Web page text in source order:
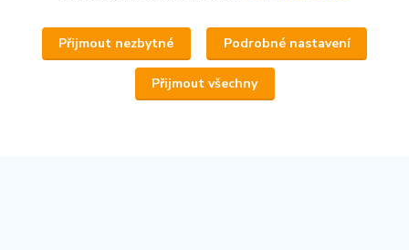
www.secondhand-iva.cz
Přijmout nezbytné Podrobné nastavení
Přijmout všechny